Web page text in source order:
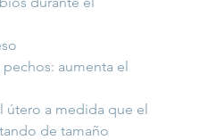
aumenta el
útero a medida que el
de tamaño